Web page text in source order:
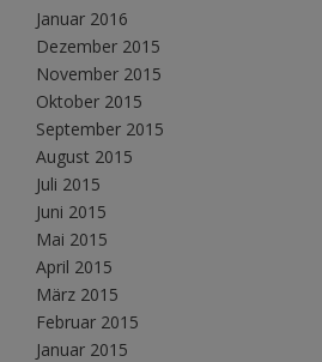
Januar 2016
Dezember 2015
November 2015
Oktober 2015
September 2015
August 2015
Juli 2015
Juni 2015
Mai 2015
April 2015
März 2015
Februar 2015
Januar 2015